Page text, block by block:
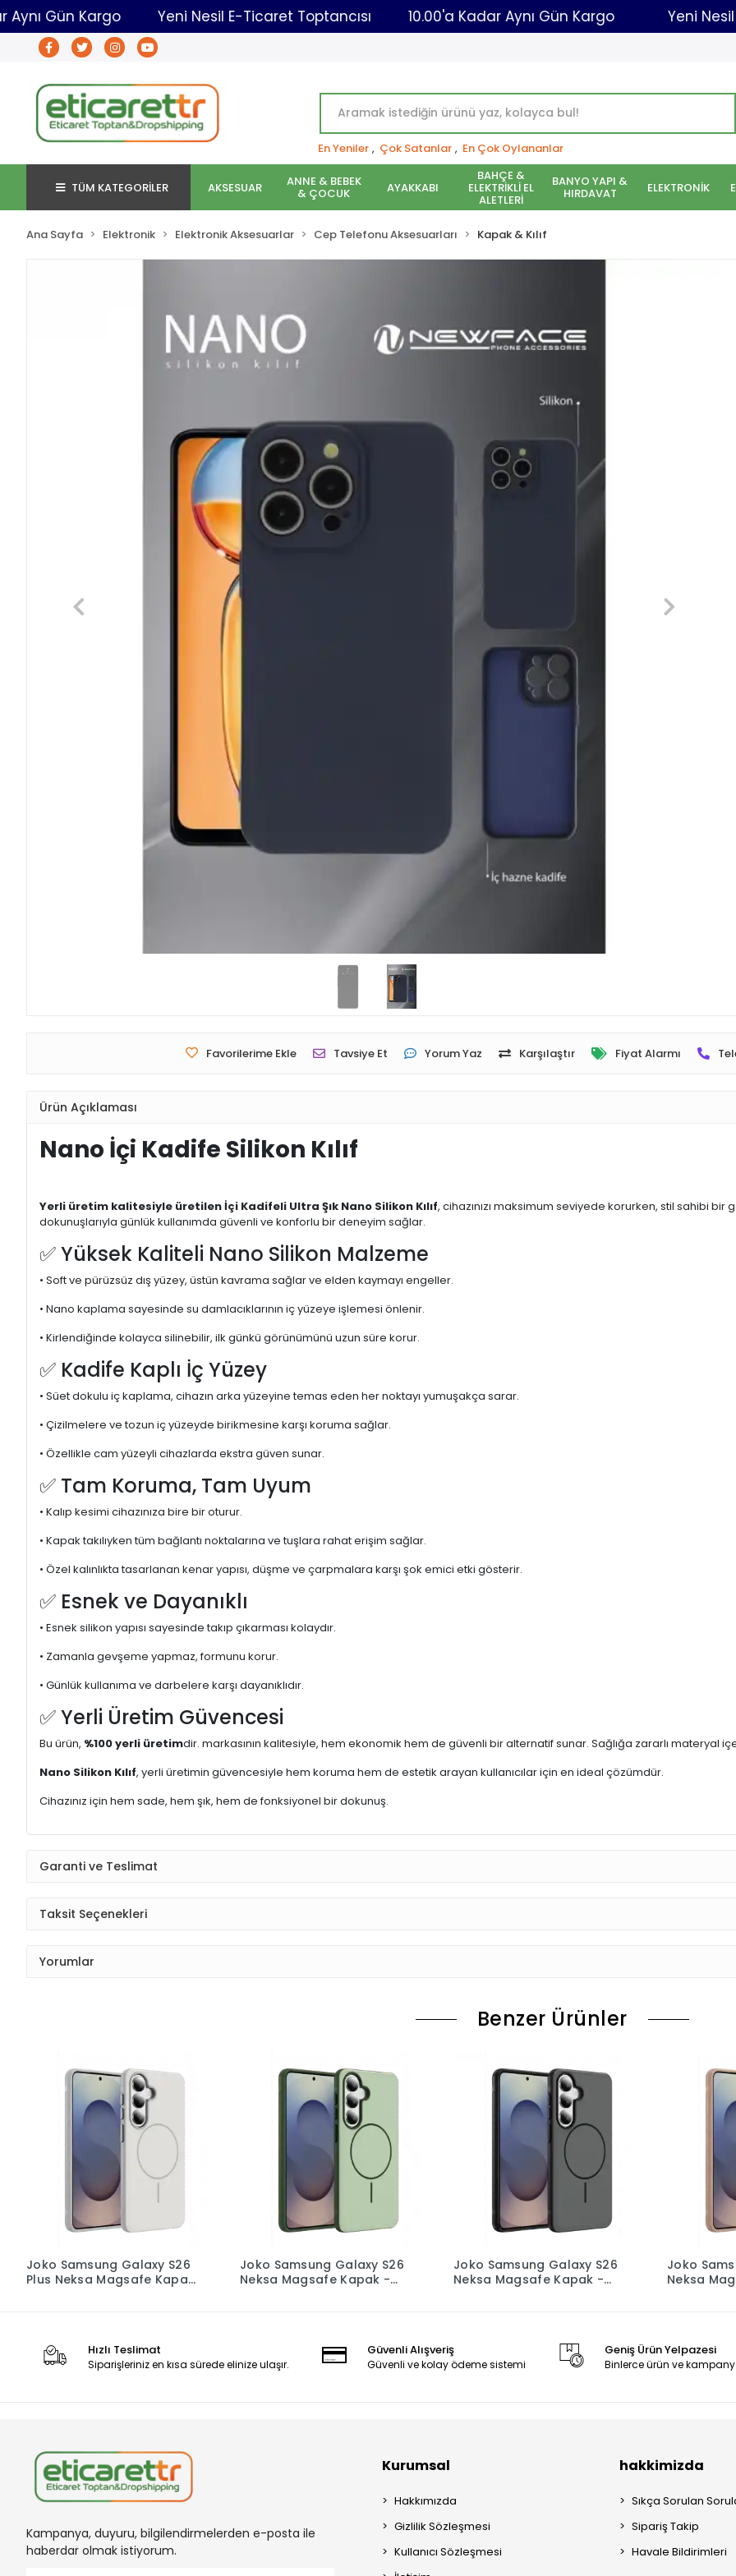
Kadar Aynı Gün Kargo Yeni Nesil E-Ticaret Toptancısı 10.00'a Kadar Aynı Gün Kargo
En Yeniler , Çok Satanlar , En Çok Oylananlar
TÜM KATEGORİLER AKSESUAR ANNE & BEBEK
& ÇOCUK AYAKKABI
BAHÇE &
ELEKTRİKLİ EL
ALETLERİ
BANYO YAPI &
HIRDAVAT ELEKTRONİK
Ana Sayfa Elektronik Elektronik Aksesuarlar Cep Telefonu Aksesuarları Kapak & Kılıf
Favorilerime Ekle Tavsiye Et Yorum Yaz Karşılaştır Fiyat Alarmı
Ürün Açıklaması
Nano İçi Kadife Silikon Kılıf
Yerli üretim kalitesiyle üretilen İçi Kadifeli Ultra Şık Nano Silikon Kılıf, cihazınızı maksimum seviyede korurken, stil sahibi
dokunuşlarıyla günlük kullanımda güvenli ve konforlu bir deneyim sağlar.
✅ Yüksek Kaliteli Nano Silikon Malzeme
• Soft ve pürüzsüz dış yüzey, üstün kavrama sağlar ve elden kaymayı engeller.
• Nano kaplama sayesinde su damlacıklarının iç yüzeye işlemesi önlenir.
• Kirlendiğinde kolayca silinebilir, ilk günkü görünümünü uzun süre korur.
✅ Kadife Kaplı İç Yüzey
• Süet dokulu iç kaplama, cihazın arka yüzeyine temas eden her noktayı yumuşakça sarar.
• Çizilmelere ve tozun iç yüzeyde birikmesine karşı koruma sağlar.
• Özellikle cam yüzeyli cihazlarda ekstra güven sunar.
✅ Tam Koruma, Tam Uyum
• Kalıp kesimi cihazınıza bire bir oturur.
• Kapak takılıyken tüm bağlantı noktalarına ve tuşlara rahat erişim sağlar.
• Özel kalınlıkta tasarlanan kenar yapısı, düşme ve çarpmalara karşı şok emici etki gösterir.
✅ Esnek ve Dayanıklı
• Esnek silikon yapısı sayesinde takıp çıkarması kolaydır.
• Zamanla gevşeme yapmaz, formunu korur.
• Günlük kullanıma ve darbelere karşı dayanıklıdır.
✅ Yerli Üretim Güvencesi
Bu ürün, %100 yerli üretimdir. markasının kalitesiyle, hem ekonomik hem de güvenli bir alternatif sunar. Sağlığa zararlı materyal
Nano Silikon Kılıf, yerli üretimin güvencesiyle hem koruma hem de estetik arayan kullanıcılar için en ideal çözümdür.
Cihazınız için hem sade, hem şık, hem de fonksiyonel bir dokunuş.
Garanti ve Teslimat
Taksit Seçenekleri
Yorumlar
Benzer Ürünler
Joko Samsung Galaxy S26
Plus Neksa Magsafe Kapak
Joko Samsung Galaxy S26
Neksa Magsafe Kapak -
Joko Samsung Galaxy S26
Neksa Magsafe Kapak -
Joko
Neksa
Hızlı Teslimat
Siparişleriniz en kısa sürede elinize ulaşır.
Güvenli Alışveriş
Güvenli ve kolay ödeme sistemi
Geniş Ürün Yelpazesi
Binlerce ürün ve
Kampanya, duyuru, bilgilendirmelerden e-posta ile
haberdar olmak istiyorum.
Kurumsal
Hakkımızda
Gizlilik Sözleşmesi
Kullanıcı Sözleşmesi
hakkimizda
Sıkça Sorulan
Sipariş Takip
Havale Bildirimleri